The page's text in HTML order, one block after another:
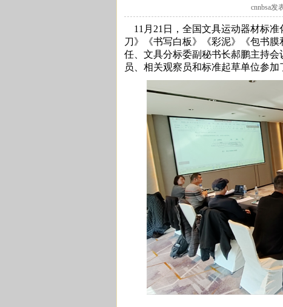
cnnbsa发
11月21日，全国文具运动器材标准
刀》《书写白板》《彩泥》《包书
任、文具分标委副秘书长郝鹏主持
员、相关观察员和标准起草单位参加